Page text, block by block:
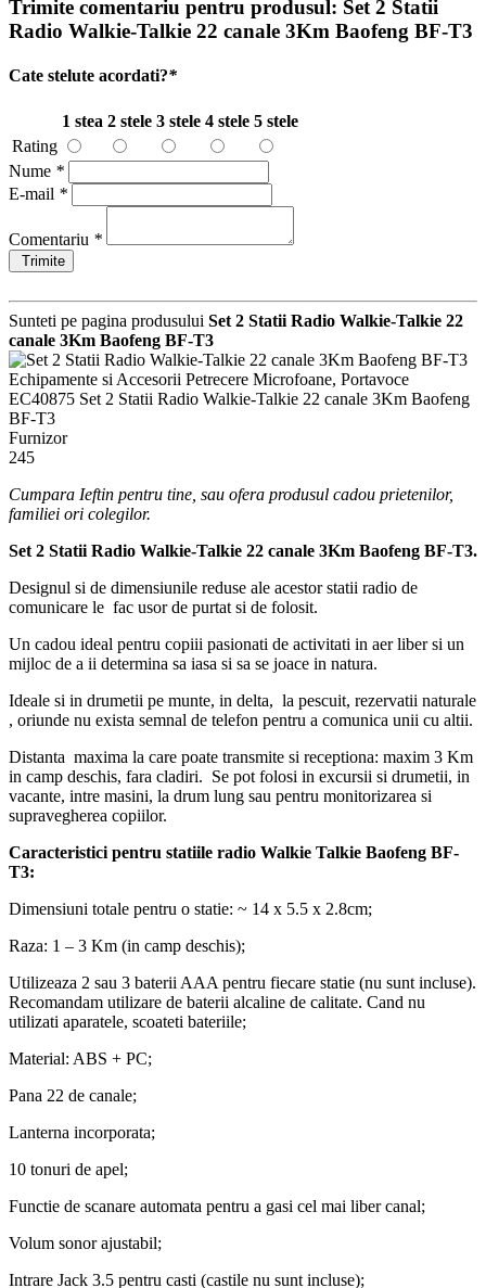
Trimite comentariu pentru produsul:Set 2 Statii
Radio Walkie-Talkie 22 canale 3Km Baofeng BF-T3
1 stea 2 stele 3 stele 4 stele
5 stele
Rating
Nume *
Comentariu
Trimite
Sunteti pe pagina produsuluiSet 2 Statii Radio Walkie-Talkie 22
canale 3Km Baofeng BF-T3
Echipamente si Accesorii Petrecere Microfoane, Portavoce
EC40875
Set 2 Statii Radio Walkie-Talkie 22 canale 3Km Baofeng
BF-T3
Furnizor
Cumpara Ieftin pentru tine, sau ofera produsul cadou prietenilor,
familiei ori colegilor.
Set 2 Statii Radio Walkie-Talkie 22 canale 3Km Baofeng BF-T3.
Designul si de dimensiunile reduse ale acestor statii radio de
comunicare le fac usor de purtat si de folosit.
Un cadou ideal pentru copiii pasionati de activitati in aer liber si un
mijloc de a ii determina sa iasa si sa se joace in natura.
Ideale si in drumetii pe munte, in delta, la pescuit, rezervatii naturale
, oriunde nu exista semnal de telefon pentru a comunica unii cu altii.
Distanta maxima la care poate transmite si receptiona: maxim 3 Km
in camp deschis, fara cladiri. Se pot folosi in excursii si drumetii, in
vacante, intre masini, la drum lung sau pentru monitorizarea si
supravegherea copiilor.
Caracteristici pentru statiile radio Walkie Talkie Baofeng BF-
Dimensiuni totale pentru o statie: ~ 14 x 5.5 x 2.8cm;
Raza: 1 – 3 Km (in camp deschis);
Utilizeaza 2 sau 3 baterii AAA pentru fiecare statie (nu sunt incluse).
Recomandam utilizare de baterii alcaline de calitate. Cand nu
utilizati aparatele, scoateti bateriile;
Lanterna incorporata;
10 tonuri de apel;
Functie de scanare automata pentru a gasi cel mai liber canal;
Volum sonor ajustabil;